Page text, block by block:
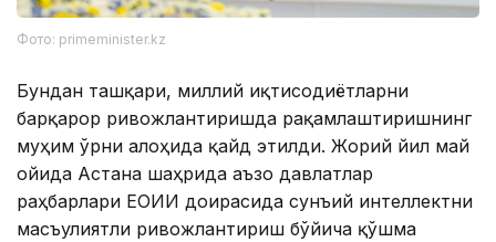
Фото: primeminister.kz
Бундан ташқари, миллий иқтисодиётларни
барқарор ривожлантиришда рақамлаштиришнинг
муҳим ўрни алоҳида қайд этилди. Жорий йил май
ойида Астана шаҳрида аъзо давлатлар
раҳбарлари ЕОИИ доирасида сунъий интеллектни
масъулиятли ривожлантириш бўйича қўшма